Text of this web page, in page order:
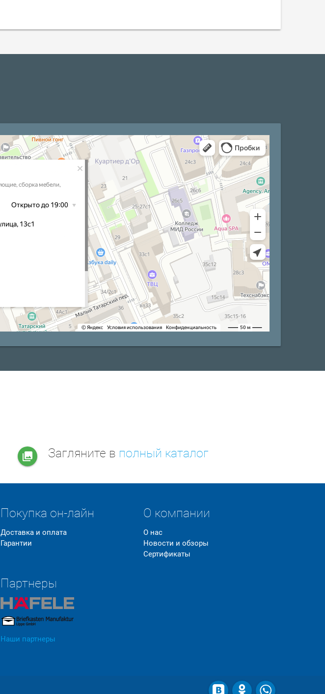
collections Загляните в полный каталог
Покупка он-лайн
Доставка и оплата
Гарантии
Партнеры
Наши партнеры
О компании
О нас
Новости и обзоры
Сертификаты